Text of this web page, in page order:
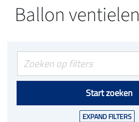
Ballon ventielen
Start zoeken
EXPAND FILTERS